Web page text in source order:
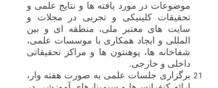
موضوعات در مورد یافته ها و نتایج علمی و
تحقیقات کلینیکی و تجربی در مجلات و
سایت های معتبر ملی، منطقه ای و بین
المللی و ایجاد همکاری با موسسات علمی،
شفاخانه ها، پوهنتون ها و مراکز تحقیقاتی
داخلی و خارجی.
برگزاری جلسات علمی به صورت هفته وار،